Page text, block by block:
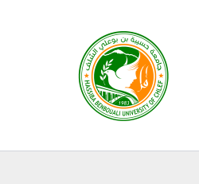
المحتوى